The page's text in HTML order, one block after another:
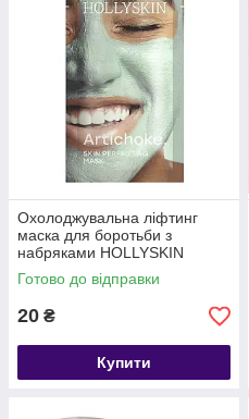
Охолоджувальна ліфтинг
маска для боротьби з
набряками HOLLYSKIN
Artichoke Skin Perfecting
Mask, 10 ml
Готово до відправки
20 ₴
Купити